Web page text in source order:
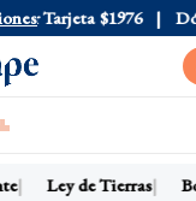
$1976 Dólar
Ley de Tierras